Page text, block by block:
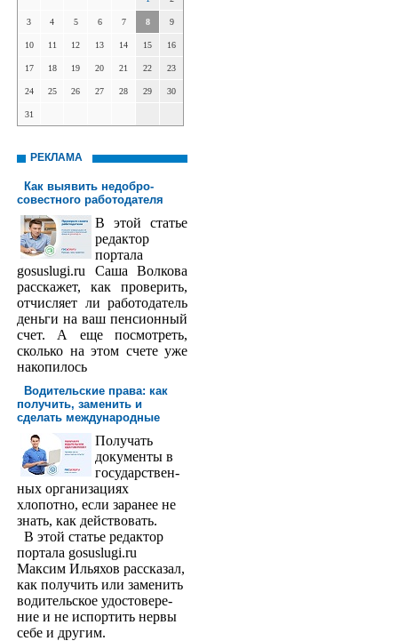
3 4 5 6 7 8 9
10 11 12 13 14 15 16
17 18 19 20 21 22 23
24 25 26 27 28 29 30
31
РЕКЛАМА
Как выявить недобро­
совестного работодателя
В этой статье
редактор
порта­ла
gosuslugi.ru Саша Волкова
расскажет, как проверить,
отчисляет ли работодатель
деньги на ваш пенсионный
счет. А еще посмотреть,
сколько на этом счете уже
накопилось
Водительские права: как
получить, заменить и
сделать международ­ные
Получать
доку­менты в
государствен­
ных организациях
хлопотно, если заранее не
знать, как действовать.
В этой статье редактор
портала gosuslugi.ru
Максим Ильяхов рассказал,
как получить или заменить
водительское удостовере­
ние и не испортить нервы
себе и другим.